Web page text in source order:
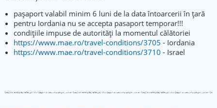
paşaport valabil minim 6 luni de la data întoarcerii în ţară
pentru Iordania nu se accepta pasaport temporar!!!
condițiile impuse de autorități la momentul călătoriei
https://www.mae.ro/travel-conditions/3705 - Iordania
https://www.mae.ro/travel-conditions/3710 - Israel